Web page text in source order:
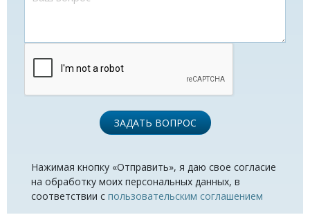
ЗАДАТЬ ВОПРОС
Нажимая кнопку «Отправить», я даю свое согласие
на обработку моих персональных данных, в
соответствии с пользовательским соглашением